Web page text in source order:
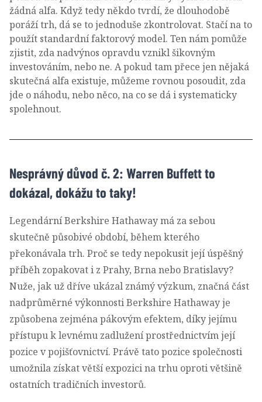
žádná alfa. Když tedy někdo tvrdí, že dlouhodobě
poráží trh, dá se to jednoduše zkontrolovat. Stačí na to
použít standardní faktorový model. Ten nám pomůže
zjistit, zda nadvýnos opravdu vznikl šikovným
investováním, nebo ne. A pokud tam přece jen nějaká
skutečná alfa existuje, můžeme rovnou posoudit, zda
jde o náhodu, nebo něco, na co se dá i systematicky
spolehnout.
Nesprávný důvod č. 2: Warren Buffett to
dokázal, dokážu to taky!
Legendární Berkshire Hathaway má za sebou
skutečně působivé období, během kterého
překonávala trh. Proč se tedy nepokusit její úspěšný
příběh zopakovat i z Prahy, Brna nebo Bratislavy?
Nuže, jak už dříve ukázal známý výzkum, značná část
nadprůměrné výkonnosti Berkshire Hathaway je
způsobena zejména pákovým efektem, díky jejímu
přístupu k levnému zadlužení prostřednictvím její
pozice v pojišťovnictví. Právě tato pozice společnosti
umožnila získat větší expozici na trhu oproti většině
ostatních tradičních investorů.